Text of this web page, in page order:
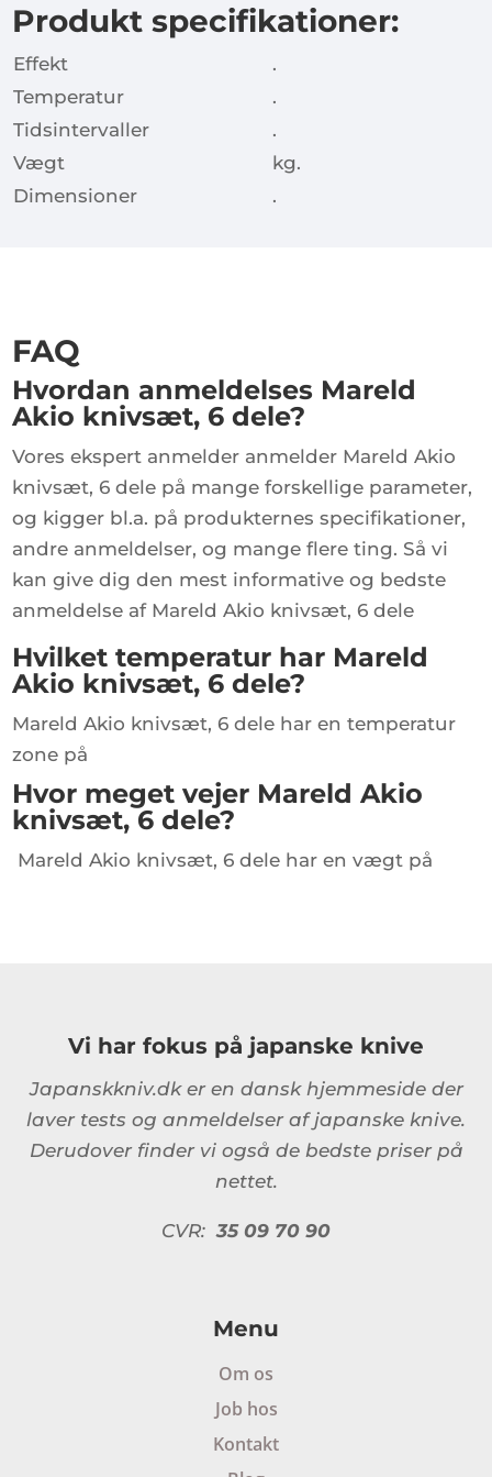
Produkt specifikationer:
Effekt
.
Temperatur
.
Tidsintervaller
.
Vægt
kg.
Dimensioner
.
FAQ
Hvordan anmeldelses Mareld
Akio knivsæt, 6 dele?
Vores ekspert anmelder anmelder Mareld Akio
knivsæt, 6 dele på mange forskellige parameter,
og kigger bl.a. på produkternes specifikationer,
andre anmeldelser, og mange flere ting. Så vi
kan give dig den mest informative og bedste
anmeldelse af Mareld Akio knivsæt, 6 dele
Hvilket temperatur har Mareld
Akio knivsæt, 6 dele?
Mareld Akio knivsæt, 6 dele har en temperatur
zone på
Hvor meget vejer Mareld Akio
knivsæt, 6 dele?
Mareld Akio knivsæt, 6 dele har en vægt på
Vi har fokus på japanske knive
Japanskkniv.dk er en dansk hjemmeside der
laver tests og anmeldelser af japanske knive.
Derudover finder vi også de bedste priser på
nettet.
CVR: 35 09 70 90
Menu
Om os
Job hos
Kontakt